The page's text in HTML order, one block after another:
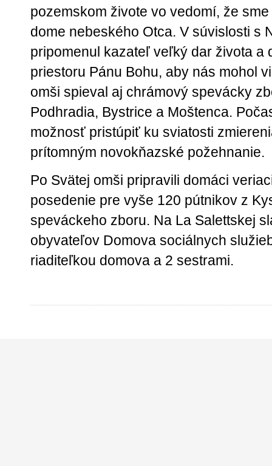
pozemskom živote vo vedomí, že
dome nebeského Otca. V súvislosti s
pripomenul kazateľ veľký dar života a
priestoru Pánu Bohu, aby nás mohol
omši spieval aj chrámový spevácky
Podhradia, Bystrice a Moštenca.
možnosť pristúpiť ku sviatosti
prítomným novokňazské požehnanie.
Po Svätej omši pripravili domáci
posedenie pre vyše 120 pútnikov z
speváckeho zboru. Na La Salettskej
obyvateľov Domova sociálnych
riaditeľkou domova a 2 sestrami.